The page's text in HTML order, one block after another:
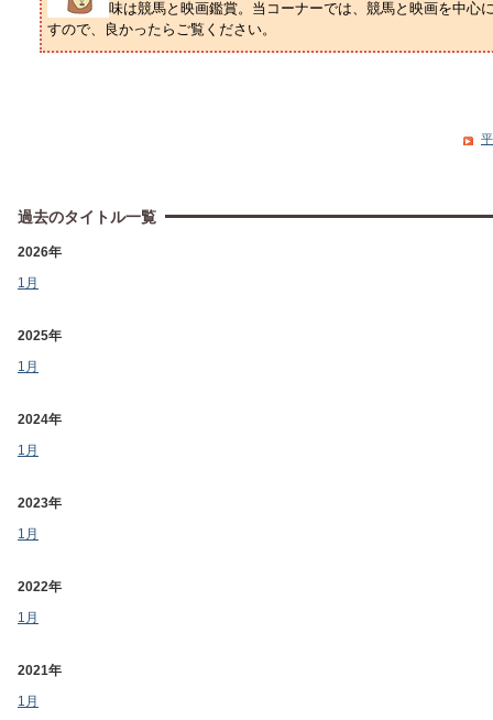
味は競馬と映画鑑賞。当コーナーでは、競馬と映画を中心
すので、良かったらご覧ください。
過去のタイトル一覧
2026年
1月
2025年
1月
2024年
1月
2023年
1月
2022年
1月
2021年
1月